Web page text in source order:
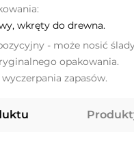
wkręty do drewna.
- może nosić
opakowania.
zapasów.